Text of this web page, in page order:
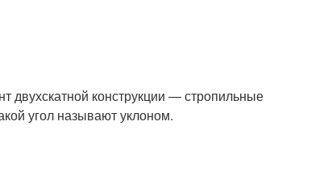
двухскатной конструкции — стропильные
угол называют уклоном.